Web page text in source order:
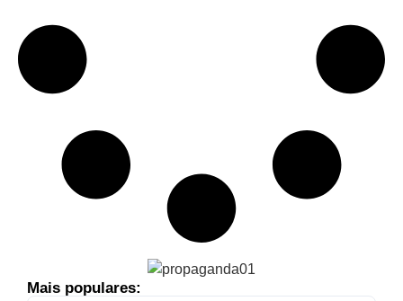
Mais populares: